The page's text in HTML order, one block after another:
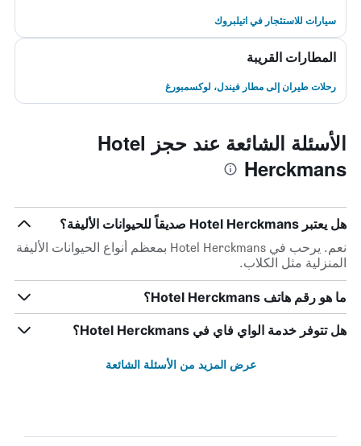
سيارات للاستئجار في اتيلبروك
المطارات القريبة
رحلات طيران إلى مطار فيندل، لوكسمبورغ
الأسئلة الشائعة عند حجز Hotel
Herckmans
هل يعتبر Hotel Herckmans صديقاً للحيوانات الأليفة؟
نعم. يرحب في Hotel Herckmans بمعظم أنواع الحيوانات الأليفة
المنزلية مثل الكلاب.
ما هو رقم هاتف Hotel Herckmans؟
هل تتوفر خدمة الواي فاي في Hotel Herckmans؟
عرض المزيد من الأسئلة الشائعة